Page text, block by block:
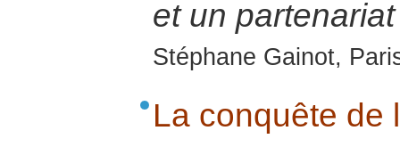
et un
Stéphane Gainot,
La conquête de